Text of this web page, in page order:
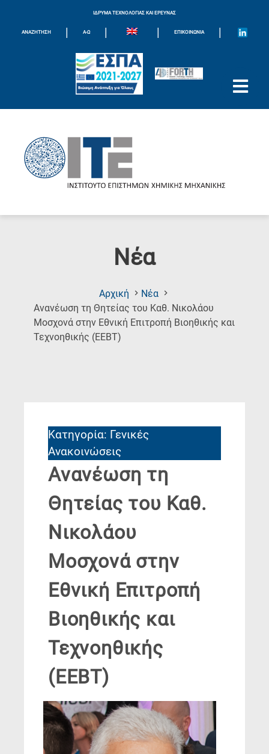
ΙΔΡΥΜΑ ΤΕΧΝΟΛΟΓΙΑΣ ΚΑΙ ΕΡΕΥΝΑΣ
ΑΝΑΖΗΤΗΣΗ | Α-Ω | | ΕΠΙΚΟΙΝΩΝΊΑ |
Νέα
Αρχική
Νέα
Ανανέωση τη Θητείας του Καθ. Νικολάου
Μοσχονά στην Εθνική Επιτροπή Βιοηθικής και
Τεχνοηθικής (ΕΕΒΤ)
Κατηγορία: Γενικές
Ανακοινώσεις
Ανανέωση τη
Θητείας του Καθ.
Νικολάου
Μοσχονά στην
Εθνική Επιτροπή
Βιοηθικής και
Τεχνοηθικής
(ΕΕΒΤ)